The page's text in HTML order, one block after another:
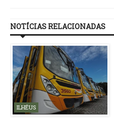
NOTÍCIAS RELACIONADAS
ILHÉUS